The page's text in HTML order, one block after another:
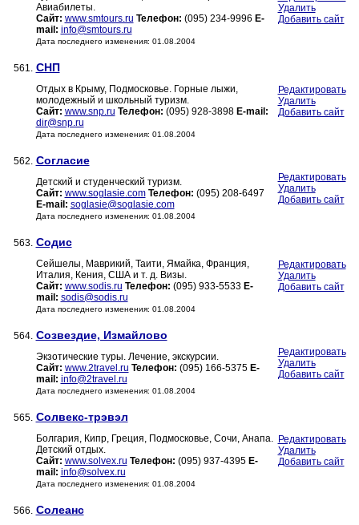
Авиабилеты.
Сайт: www.smtours.ru Телефон: (095) 234-9996 E-
mail: info@smtours.ru
Дата последнего изменения: 01.08.2004
Удалить
Добавить сайт
561. СНП
Отдых в Крыму, Подмосковье. Горные лыжи,
молодежный и школьный туризм.
Сайт: www.snp.ru Телефон: (095) 928-3898 E-mail:
dir@snp.ru
Дата последнего изменения: 01.08.2004
Редактировать
Удалить
Добавить сайт
562. Согласие
Детский и студенческий туризм.
Сайт: www.soglasie.com Телефон: (095) 208-6497
E-mail: soglasie@soglasie.com
Дата последнего изменения: 01.08.2004
Редактировать
Удалить
Добавить сайт
563. Содис
Сейшелы, Маврикий, Таити, Ямайка, Франция,
Италия, Кения, США и т. д. Визы.
Сайт: www.sodis.ru Телефон: (095) 933-5533 E-
mail: sodis@sodis.ru
Дата последнего изменения: 01.08.2004
Редактировать
Удалить
Добавить сайт
564. Созвездие, Измайлово
Экзотические туры. Лечение, экскурсии.
Сайт: www.2travel.ru Телефон: (095) 166-5375 E-
mail: info@2travel.ru
Дата последнего изменения: 01.08.2004
Редактировать
Удалить
Добавить сайт
565. Солвекс-трэвэл
Болгария, Кипр, Греция, Подмосковье, Сочи, Анапа.
Детский отдых.
Сайт: www.solvex.ru Телефон: (095) 937-4395 E-
mail: info@solvex.ru
Дата последнего изменения: 01.08.2004
Редактировать
Удалить
Добавить сайт
566. Солеанс